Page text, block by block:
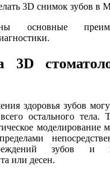
3D снимок зубов в
основные
3D
здоровья зубов
остального тела.
моделирование
зубов и
или десен.